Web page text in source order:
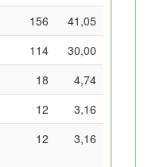
156
41,05
114
30,00
18
4,74
12
3,16
12 3,16